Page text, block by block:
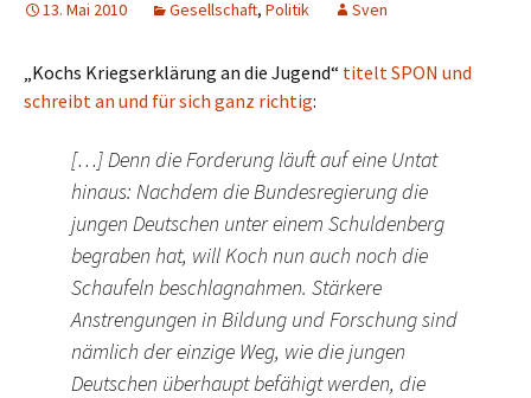
13. Mai 2010 Gesellschaft, Politik Sven
„Kochs Kriegserklärung an die Jugend“ titelt SPON und
schreibt an und für sich ganz richtig:
[…] Denn die Forderung läuft auf eine Untat
hinaus: Nachdem die Bundesregierung die
jungen Deutschen unter einem Schuldenberg
begraben hat, will Koch nun auch noch die
Schaufeln beschlagnahmen. Stärkere
Anstrengungen in Bildung und Forschung sind
nämlich der einzige Weg, wie die jungen
Deutschen überhaupt befähigt werden, die